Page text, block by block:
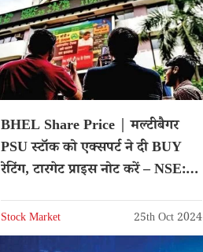
BHEL Share Price | मल्टीबैगर
PSU स्टॉक को एक्सपर्ट ने दी BUY
रेटिंग, टारगेट प्राइस नोट करें – NSE:
Stock Market 25th Oct 2024